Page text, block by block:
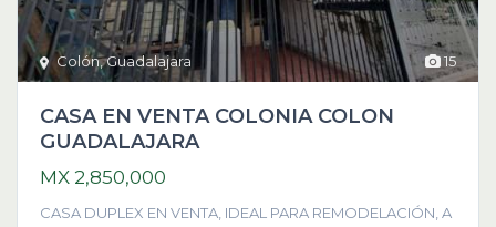
15
Colón,Guadalajara
CASA EN VENTA COLONIA COLON
GUADALAJARA
MX 2,850,000
CASA DUPLEX EN VENTA, IDEAL PARA REMODELACIÓN, A